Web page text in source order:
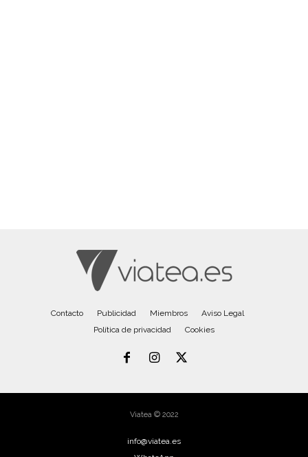
Contacto Publicidad Miembros
Aviso Legal
Política de privacidad
Cookies
Viatea © 2022
info@viatea.es